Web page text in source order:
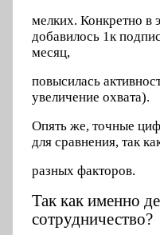
мелких. Конкретно в
добавилось 1к
месяц,
повысилась
увеличение охвата).
Опять же, точные
для сравнения, так
разных факторов.
Так как именно
сотрудничество?